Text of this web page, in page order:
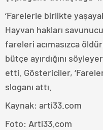
‘Farelerle birlikte
Hayvan hakları
fareleri acımasızca
bütçe ayırdığını
etti. Göstericiler,
sloganı attı.
Kaynak: arti33.com
Foto: Arti33.com